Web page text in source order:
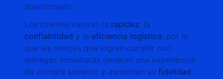
abandonado.
Los clientes valoran la rapidez, la
confiabilidad y la eficiencia logística, por lo
que las marcas que logran cumplir con
entregas inmediatas generan una experiencia
de compra superior y aumentan su fidelidad.